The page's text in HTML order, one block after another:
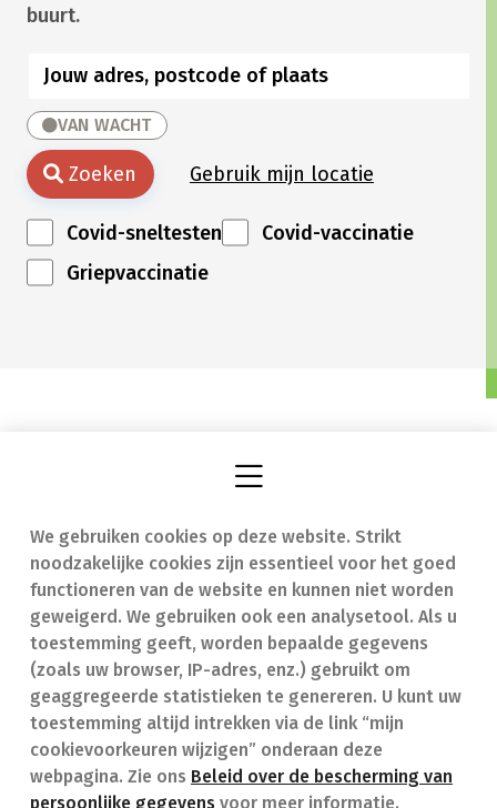
We gebruiken cookies op deze website. Strikt
noodzakelijke cookies zijn essentieel voor het goed
functioneren van de website en kunnen niet worden
geweigerd. We gebruiken ook een analysetool. Als u
toestemming geeft, worden bepaalde gegevens
(zoals uw browser, IP-adres, enz.) gebruikt om
geaggregeerde statistieken te genereren. U kunt uw
toestemming altijd intrekken via de link “mijn
cookievoorkeuren wijzigen” onderaan deze
webpagina. Zie ons Beleid over de bescherming van
persoonlijke gegevens voor meer informatie.
buurt.
VAN WACHT
Zoeken Gebruik mijn locatie
Covid-sneltesten
Covid-vaccinatie
Griepvaccinatie
Vind een apotheek
Onze expertise
Ziekten
Geneesmiddelen
In geval van nood
Contact
Veelgestelde vragen
(FAQ)